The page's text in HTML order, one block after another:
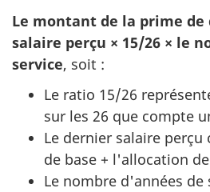
Le montant de la prime
salaire perçu × 15/26 × le
service, soit :
Le ratio 15/26
sur les 26 que compte
Le dernier salaire
de base + l'allocation
Le nombre d'années